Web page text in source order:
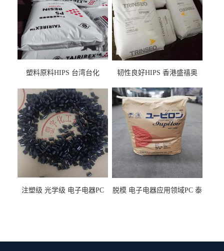
塑料原料HIPS 台湾台化
用料
韧性良好HIPS 香港盛禧奥
注塑级 光学级 电子电器PC
脱模 电子电器应用领域PC 泰